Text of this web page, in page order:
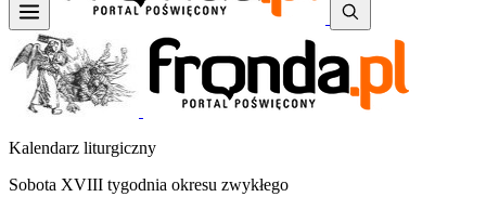
Kalendarz liturgiczny
Sobota XVIII tygodnia okresu zwykłego